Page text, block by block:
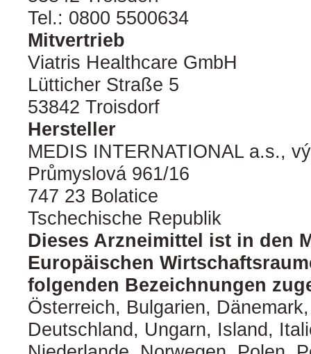
Tel.: 0800 5500634
Mitvertrieb
Viatris Healthcare GmbH
Lütticher Straße 5
53842 Troisdorf
Hersteller
MEDIS INTERNATIONAL a.s.,
Průmyslová 961/16
747 23 Bolatice
Tschechische Republik
Dieses Arzneimittel ist in den
Europäischen
folgenden Bezeichnungen
Österreich, Bulgarien,
Deutschland, Ungarn, Island,